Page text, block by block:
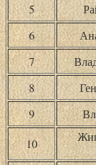
5
6
7
8
9
10